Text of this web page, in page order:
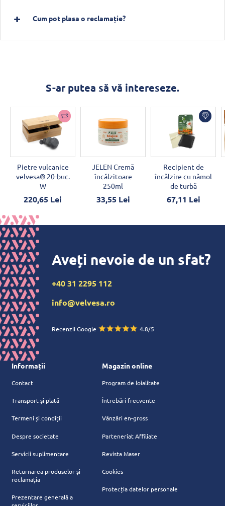
Cum pot plasa o reclamație?
S-ar putea să vă intereseze.
Pietre vulcanice
velvesa® 20-buc.
W
220,65 Lei
JELEN Cremă
încălzitoare
250ml
33,55 Lei
Recipient de
încălzire cu nămol
de turbă
67,11 Lei
Aveți nevoie de un sfat?
+40 31 2295 112
info@velvesa.ro
Recenzii Google 4.8/5
Informații
Contact
Transport și plată
Termeni și condiții
Despre societate
Servicii suplimentare
Returnarea produselor și
reclamația
Prezentare generală a
Magazin online
Program de loialitate
Întrebări frecvente
Vânzări en-gross
Parteneriat Affiliate
Revista Maser
Cookies
Protecția datelor personale